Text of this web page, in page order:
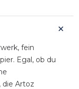
fein
Egal, ob du
die Artoz